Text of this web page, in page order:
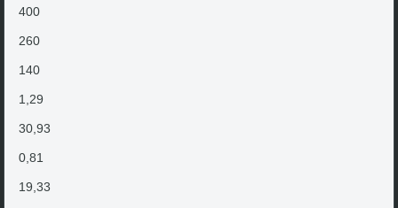
400
260
140
1,29
30,93
0,81
19,33